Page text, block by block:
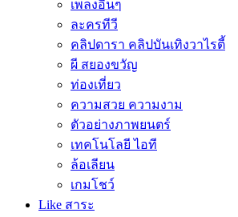
เพลงอื่นๆ
ละครทีวี
คลิปดารา คลิปบันเทิงวาไรตี้
ผี สยองขวัญ
ท่องเที่ยว
ความสวย ความงาม
ตัวอย่างภาพยนตร์
เทคโนโลยี ไอที
ล้อเลียน
เกมโชว์
Like สาระ